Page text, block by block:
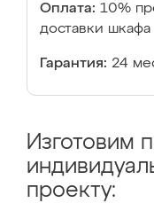
Оплата: 10%
доставки шкафа
Гарантия: 24
Изготовим
проекту: